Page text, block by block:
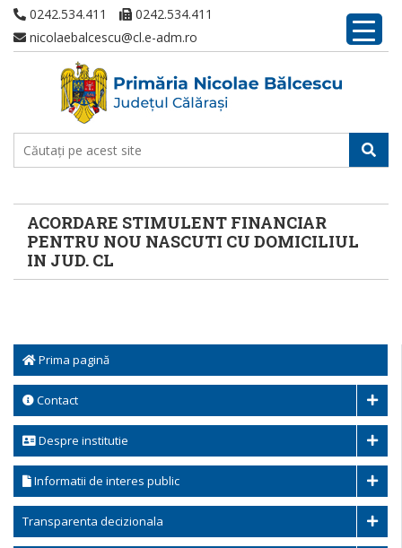
0242.534.411
0242.534.411
nicolaebalcescu@cl.e-adm.ro
ACORDARE STIMULENT FINANCIAR
PENTRU NOU NASCUTI CU DOMICILIUL
IN JUD. CL
Prima pagină
Contact
Despre institutie
Informatii de interes public
Transparenta decizionala